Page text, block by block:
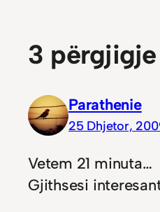
3 përgjigje
Parathenie
25 Dhjetor,
Vetem 21 minuta…
Gjithsesi